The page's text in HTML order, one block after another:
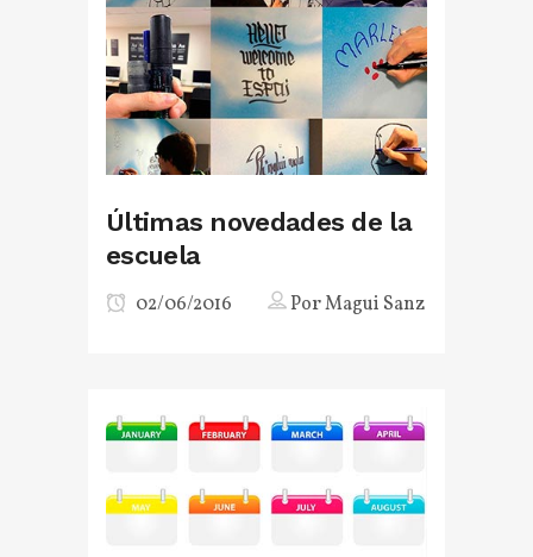
Últimas novedades de la
escuela
02/06/2016 PorMagui Sanz